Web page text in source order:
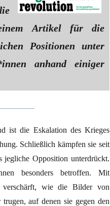
Artikel für die
Positionen unter
anhand einiger
ist die Eskalation des Krieges
Schließlich kämpfen sie seit
jegliche Opposition unterdrückt.
besonders betroffen. Mit
verschärft, wie die Bilder von
auf denen sie gegen den